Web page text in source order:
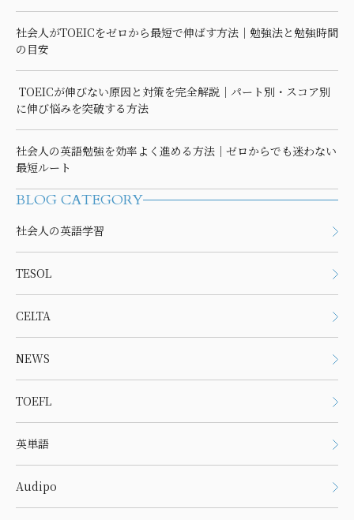
社会人がTOEICをゼロから最短で伸ばす方法｜勉強法と勉強時間
の目安
TOEICが伸びない原因と対策を完全解説｜パート別・スコア別
に伸び悩みを突破する方法
社会人の英語勉強を効率よく進める方法｜ゼロからでも迷わない
最短ルート
BLOG CATEGORY
社会人の英語学習
TESOL
CELTA
NEWS
TOEFL
英単語
Audipo